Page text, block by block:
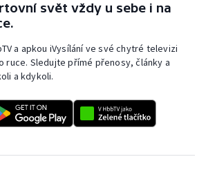
svět vždy u sebe i na
a apkou iVysílání ve své chytré televizi
ruce. Sledujte přímé přenosy, články a
a kdykoli.